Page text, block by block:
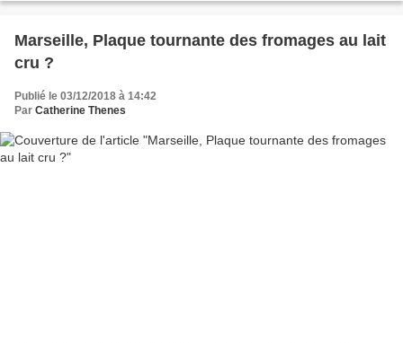
Marseille, Plaque tournante des fromages au lait
cru ?
Publié le 03/12/2018 à 14:42
Par Catherine Thenes